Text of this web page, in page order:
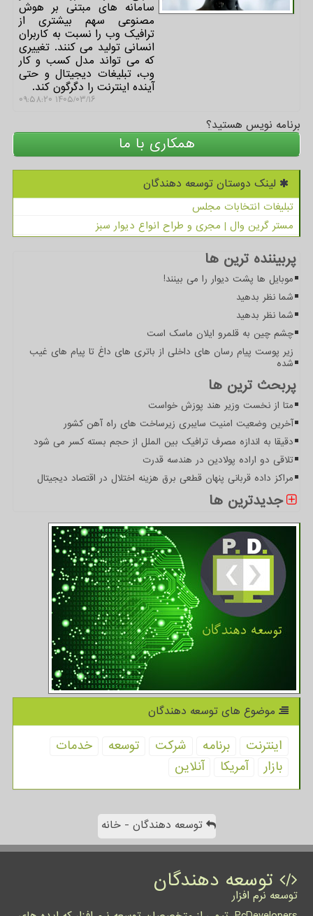
سامانه های مبتنی بر هوش
مصنوعی سهم بیشتری از
ترافیک وب را نسبت به کاربران
انسانی تولید می کنند. تغییری
که می تواند مدل کسب و کار
وب، تبلیغات دیجیتال و حتی
آینده اینترنت را دگرگون کند.
۱۴۰۵/۰۳/۱۶ ۰۹:۵۸:۲۰
برنامه نویس هستید؟
همکاری با ما
لینک دوستان توسعه دهندگان
تبلیغات انتخابات مجلس
مستر گرین وال | مجری و طراح انواع دیوار سبز
پربیننده ترین ها
موبایل ها پشت دیوار را می بینند!
شما نظر بدهید
شما نظر بدهید
چشم چین به قلمرو ایلان ماسک است
زیر پوست پیام رسان های داخلی از باتری های داغ تا پیام های غیب
شده
پربحث ترین ها
متا از نخست وزیر هند پوزش خواست
آخرین وضعیت امنیت سایبری زیرساخت های راه آهن کشور
دقیقا به اندازه مصرف ترافیک بین الملل از حجم بسته کسر می شود
تلاقی دو اراده پولادین در هندسه قدرت
مراکز داده قربانی پنهان قطعی برق هزینه اختلال در اقتصاد دیجیتال
جدیدترین ها
موضوع های توسعه دهندگان
اینترنت برنامه شركت توسعه
خدمات
بازار
آمریكا آنلاین
توسعه دهندگان - خانه
توسعه دهندگان
توسعه نرم افزار